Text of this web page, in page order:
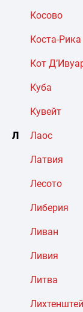
Косово
Коста-Рика
Кот
Куба
Кувейт
Л Лаос
Латвия
Лесото
Либерия
Ливан
Ливия
Литва